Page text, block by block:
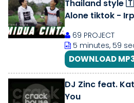
Thailand style
Alone tiktok -
69 PROJECT
5 minutes, 59
DOWNLOAD
DJ Zinc feat.
You